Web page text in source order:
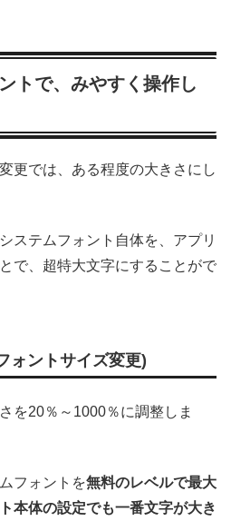
トで、みやすく操作し
更では、ある程度の大きさにし
ステムフォント自体を、アプリ
で、超特大文字にすることがで
ォントサイズ変更)
を20％～1000％に調整しま
フォントを無料のレベルで最大
本体の設定でも一番文字が大き